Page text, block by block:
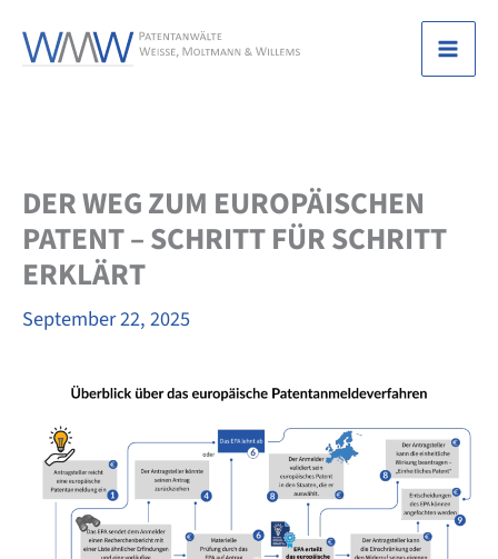
Inhalt
DER WEG ZUM EUROPÄISCHEN
PATENT – SCHRITT FÜR SCHRITT
ERKLÄRT
September 22, 2025